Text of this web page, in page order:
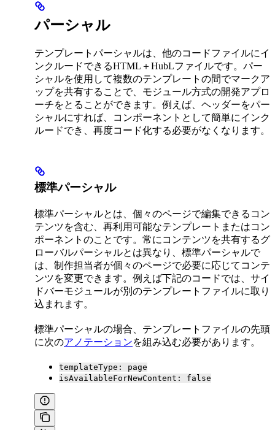
パーシャル
テンプレートパーシャルは、他のコードファイルにイ
ンクルードできるHTML＋HubLファイルです。パー
シャルを使用して複数のテンプレートの間でマークア
ップを共有することで、モジュール方式の開発アプロ
ーチをとることができます。例えば、ヘッダーをパー
シャルにすれば、コンポーネントとして簡単にインク
ルードでき、再度コード化する必要がなくなります。
標準パーシャル
標準パーシャルとは、個々のページで編集できるコン
テンツを含む、再利用可能なテンプレートまたはコン
ポーネントのことです。常にコンテンツを共有するグ
ローバルパーシャルとは異なり、標準パーシャルで
は、制作担当者が個々のページで必要に応じてコンテ
ンツを変更できます。例えば下記のコードでは、サイ
ドバーモジュールが別のテンプレートファイルに取り
込まれます。
標準パーシャルの場合、テンプレートファイルの先頭
に次のアノテーションを組み込む必要があります。
templateType: page
isAvailableForNewContent: false